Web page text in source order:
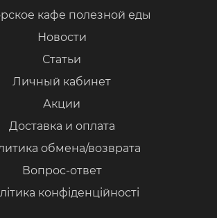
кафе полезной еды
Новости
Статьи
Личный кабинет
Акции
Доставка и оплата
обмена/возврата
Вопрос-ответ
конфіденційності